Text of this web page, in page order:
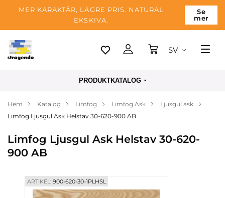
MER KARAKTÄR, LÄGRE PRIS. NATURAL
EKSKIVA.
Se
mer
Tallinn
Betalning
Blogg
SV
PRODUKTKATALOG
Hem Katalog Limfog Limfog Ask
Ljusgul ask
Limfog Ljusgul Ask Helstav 30-620-900 AB
Limfog Ljusgul Ask Helstav 30-620-
900 AB
ARTIKEL:900-620-30-1PLHSL